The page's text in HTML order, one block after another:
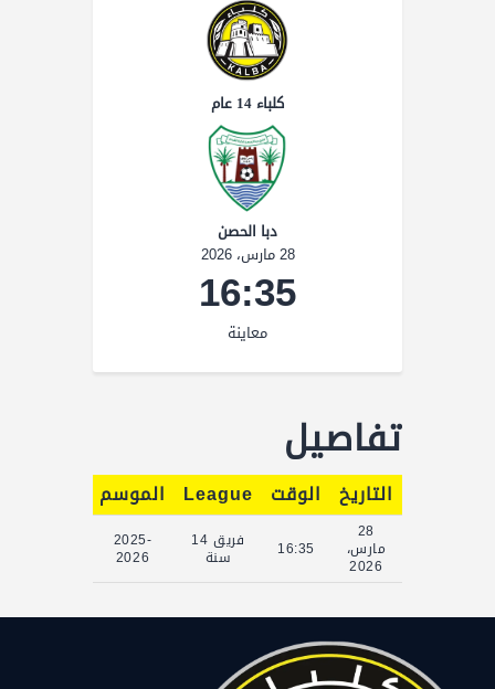
كلباء 14 عام
دبا الحصن
28 مارس، 2026
16:35
معاينة
تفاصيل
التاريخ الوقت League الموسم
28
مارس،
2026
16:35 فريق 14
سنة
2025-
2026